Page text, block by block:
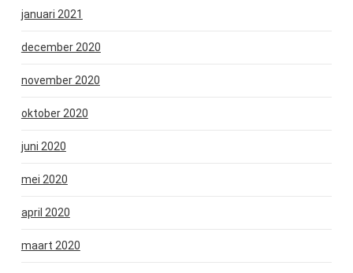
januari 2021
december 2020
november 2020
oktober 2020
juni 2020
mei 2020
april 2020
maart 2020